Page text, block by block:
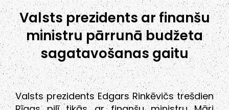
Valsts prezidents ar finanšu
ministru pārrunā budžeta
sagatavošanas gaitu
Valsts prezidents Edgars Rinkēvičs trešdien